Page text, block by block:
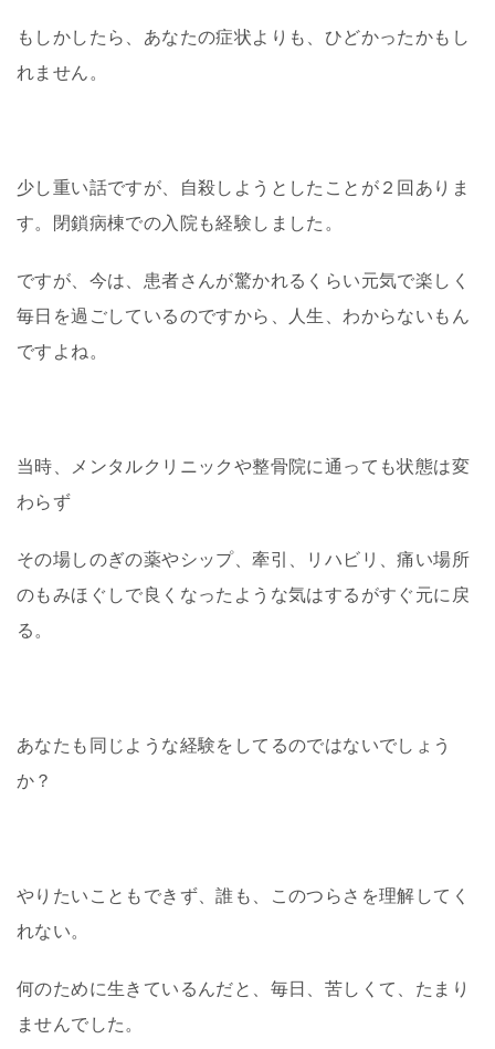
もしかしたら、あなたの症状よりも、ひどかったかもし
れません。
少し重い話ですが、自殺しようとしたことが２回ありま
す。閉鎖病棟での入院も経験しました。
ですが、今は、患者さんが驚かれるくらい元気で楽しく
毎日を過ごしているのですから、人生、わからないもん
ですよね。
当時、メンタルクリニックや整骨院に通っても状態は変
わらず
その場しのぎの薬やシップ、牽引、リハビリ、痛い場所
のもみほぐしで良くなったよう な気はするがすぐ元に戻
る。
あなたも同じような経験をしてるのではないでしょう
か？
やりたいこともできず、誰も、このつらさを理解してく
れない。
何のために生きているんだと、毎日、苦しくて、たまり
ませんでした。